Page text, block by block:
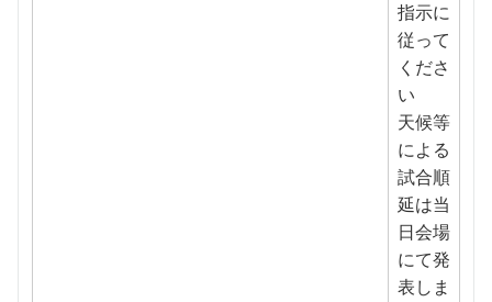
指示に
従って
くださ
い
天候等
による
試合順
延は当
日会場
にて発
表しま